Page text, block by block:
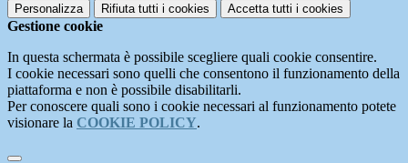
Personalizza Rifiuta tutti i cookies Accetta tutti i cookies
Gestione cookie
In questa schermata è possibile scegliere quali cookie consentire.
I cookie necessari sono quelli che consentono il funzionamento della
piattaforma e non è possibile disabilitarli.
Per conoscere quali sono i cookie necessari al funzionamento potete
visionare la COOKIE POLICY.